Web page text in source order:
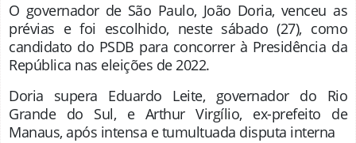
O governador de São Paulo, João Doria, venceu as
prévias e foi escolhido, neste sábado (27), como
candidato do PSDB para concorrer à Presidência da
República nas eleições de 2022.
Doria supera Eduardo Leite, governador do Rio
Grande do Sul, e Arthur Virgílio, ex-prefeito de
Manaus, após intensa e tumultuada disputa interna